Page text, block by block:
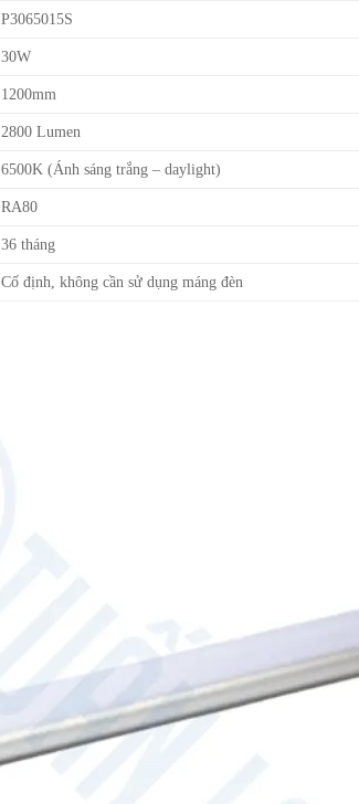
P3065015S
30W
1200mm
2800 Lumen
6500K (Ánh sáng trắng – daylight)
RA80
36 tháng
Cố định, không cần sử dụng máng đèn